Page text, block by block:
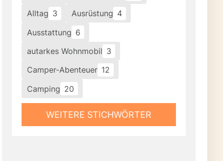
Alltag 3 Ausrüstung 4
Ausstattung 6
autarkes Wohnmobil 3
Camper-Abenteuer 12
Camping 20
WEITERE STICHWÖRTER